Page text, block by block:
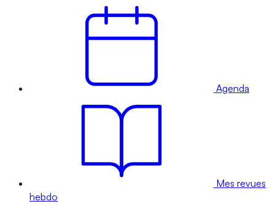
Agenda
Mes revues
hebdo